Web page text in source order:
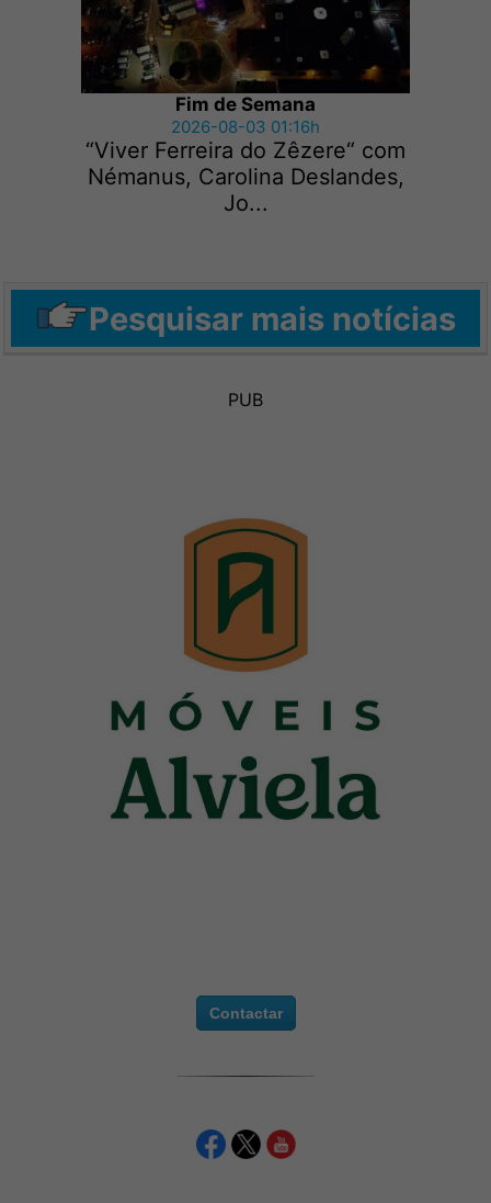
Fim de Semana
2026-08-03 01:16h
“Viver Ferreira do Zêzere“ com
Némanus, Carolina Deslandes,
Jo...
Pesquisar mais notícias
PUB
Contactar